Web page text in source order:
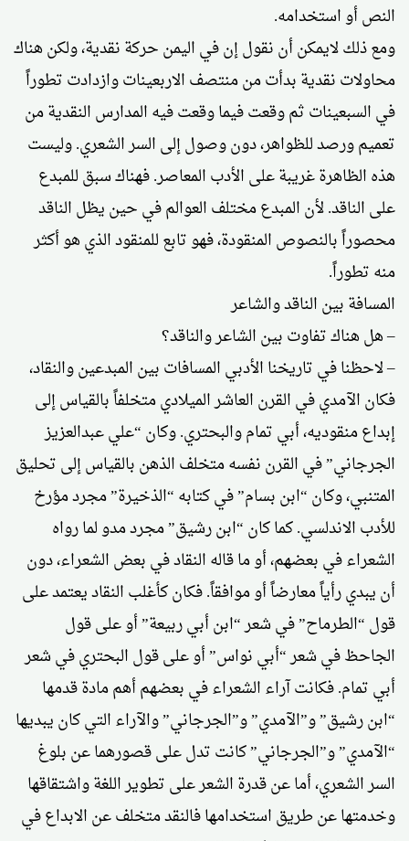
النص أو استخدامه.
ومع ذلك لايمكن أن نقول إن في اليمن حركة نقدية، ولكن هناك
محاولات نقدية بدأت من منتصف الاربعينات وازدادت تطوراً
في السبعينات ثم وقعت فيما وقعت فيه المدارس النقدية من
تعميم ورصد للظواهر، دون وصول إلى السر الشعري. وليست
هذه الظاهرة غريبة على الأدب المعاصر. فهناك سبق للمبدع
على الناقد. لأن المبدع مختلف العوالم في حين يظل الناقد
محصوراً بالنصوص المنقودة، فهو تابع للمنقود الذي هو أكثر
منه تطوراً.
المسافة بين الناقد والشاعر
– هل هناك تفاوت بين الشاعر والناقد؟
– لاحظنا في تاريخنا الأدبي المسافات بين المبدعين والنقاد،
فكان الآمدي في القرن العاشر الميلادي متخلفاً بالقياس إلى
إبداع منقوديه، أبي تمام والبحتري. وكان “علي عبدالعزيز
الجرجاني” في القرن نفسه متخلف الذهن بالقياس إلى تحليق
المتنبي، وكان “ابن بسام” في كتابه “الذخيرة” مجرد مؤرخ
للأدب الاندلسي. كما كان “ابن رشيق” مجرد مدو لما رواه
الشعراء في بعضهم، أو ما قاله النقاد في بعض الشعراء، دون
أن يبدي رأياً معارضاً أو موافقاً. فكان كأغلب النقاد يعتمد على
قول “الطرماح” في شعر “ابن أبي ربيعة” أو على قول
الجاحظ في شعر “أبي نواس” أو على قول البحتري في شعر
أبي تمام. فكانت آراء الشعراء في بعضهم أهم مادة قدمها
“ابن رشيق” و”الآمدي” و”الجرجاني” والآراء التي كان يبديها
“الآمدي” و”الجرجاني” كانت تدل على قصورهما عن بلوغ
السر الشعري، أما عن قدرة الشعر على تطوير اللغة واشتقاقها
وخدمتها عن طريق استخدامها فالنقد متخلف عن الابداع في